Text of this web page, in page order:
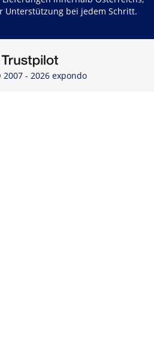
Unterstützung bei jedem Schritt.
- 2026 expondo